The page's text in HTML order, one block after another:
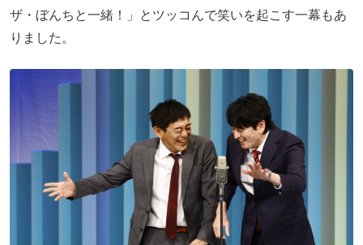
ザ・ぼんちと一緒！」とツッコんで笑いを起こす一幕もあ
りました。